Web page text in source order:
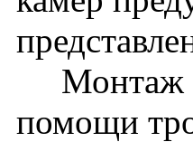
Монтаж
помощи